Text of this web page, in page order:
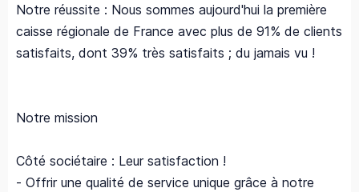
Notre réussite : Nous sommes aujourd'hui la première
caisse régionale de France avec plus de 91% de clients
satisfaits, dont 39% très satisfaits ; du jamais vu !
Notre mission
Côté sociétaire : Leur satisfaction !
- Offrir une qualité de service unique grâce à notre